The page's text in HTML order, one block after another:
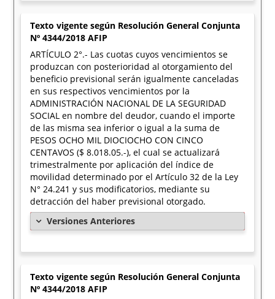
Texto vigente según Resolución General Conjunta
Nº 4344/2018 AFIP
ARTÍCULO 2°.- Las cuotas cuyos vencimientos se
produzcan con posterioridad al otorgamiento del
beneficio previsional serán igualmente canceladas
en sus respectivos vencimientos por la
ADMINISTRACIÓN NACIONAL DE LA SEGURIDAD
SOCIAL en nombre del deudor, cuando el importe
de las misma sea inferior o igual a la suma de
PESOS OCHO MIL DIOCIOCHO CON CINCO
CENTAVOS ($ 8.018.05.-), el cual se actualizará
trimestralmente por aplicación del índice de
movilidad determinado por el Artículo 32 de la Ley
N° 24.241 y sus modificatorios, mediante su
detracción del haber previsional otorgado.
Versiones Anteriores
Texto vigente según Resolución General Conjunta
Nº 4344/2018 AFIP